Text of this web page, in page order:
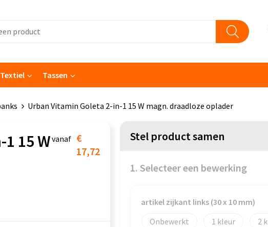
Textiel Tassen
Urban Vitamin Goleta 2-in-1 15 W magn. draadloze oplader
15 Wvanaf €
17,72
Stel product samen
1. Selecteer een bewerking
artikel zijkant links (30 x 10 mm)
Onbewerkt
1 2